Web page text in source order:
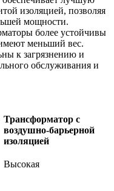
изоляцией, позволяя
мощности.
более устойчивы
меньший вес.
к загрязнению и
обслуживания и
Трансформатор с
воздушно-барьерной
изоляцией
Высокая